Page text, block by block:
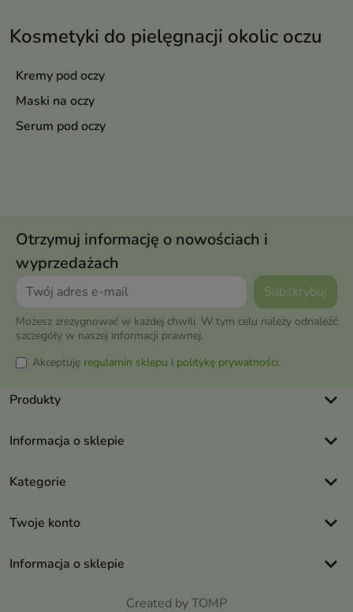
Kosmetyki do pielęgnacji okolic oczu
Kremy pod oczy
Maski na oczy
Serum pod oczy
Otrzymuj informację o nowościach i
wyprzedażach
Możesz zrezygnować w każdej chwili. W tym celu należy odnaleźć
szczegóły w naszej informacji prawnej.
Akceptuję regulamin sklepu i politykę prywatności.
Produkty keyboard_arrow_down
Informacja o sklepie keyboard_arrow_down
Kategorie keyboard_arrow_down
Twoje konto keyboard_arrow_down
Informacja o sklepie keyboard_arrow_down
Created by TOMP